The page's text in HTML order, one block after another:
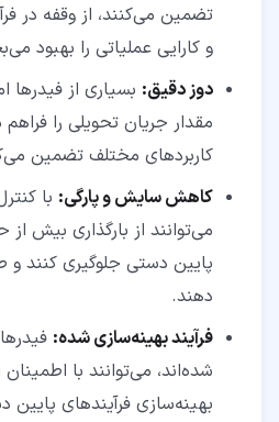
تضمین می‌کنند، از وقفه در
و کارایی عملیاتی را بهبود
دوز دقیق: بسیاری از فیدرها
مقدار جریان تحویلی را
کاربردهای مختلف تضمین
کاهش سایش و پارگی: با
می‌توانند از بارگذاری بیش
پایین‌ دستی جلوگیری کنند و
دهند.
فرآیند بهینه‌سازی شده:
شده‌اند، می‌توانند با
بهینه‌سازی فرآیندهای